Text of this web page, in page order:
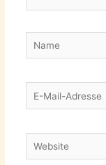
Name
E-
Mail-
Website